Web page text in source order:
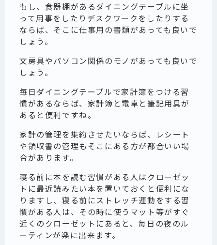
もし、食器棚があるダイニングテーブルに坐
って用事をしたりデスクワークをしたりする
ならば、そこに仕事用の書類があっても良いで
しょう。
文房具やパソコン関係のモノがあっても良いで
しょう。
毎日ダイニングテーブルで家計簿をつける習
慣があるならば、家計簿と電卓と筆記用具が
あると便利ですね。
家計の管理を集約させたいならば、レシート
や領収書の管理もそこにある方が都合いい場
合があります。
寝る前に本を読む習慣がある人はクローゼッ
トに最近読みたい本を置いておくと便利にな
りますし、寝る前にストレッチ運動をする習
慣がある人は、その時に使うマット等がすぐ
近くのクローゼットにあると、毎日の夜のル
ーティンが楽に出来ます。